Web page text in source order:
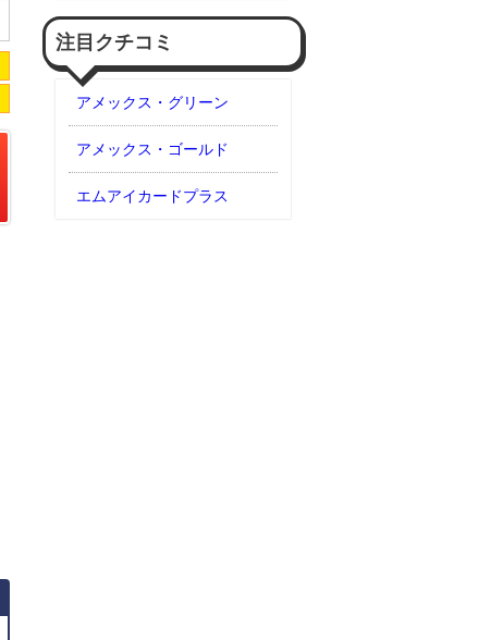
注目クチコミ
アメックス・グリーン
アメックス・ゴールド
エムアイカードプラス